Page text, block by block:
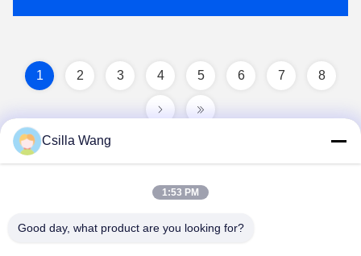
1 2 3 4 5 6 7 8
Csilla Wang
1:53 PM
Good day, what product are you looking for?